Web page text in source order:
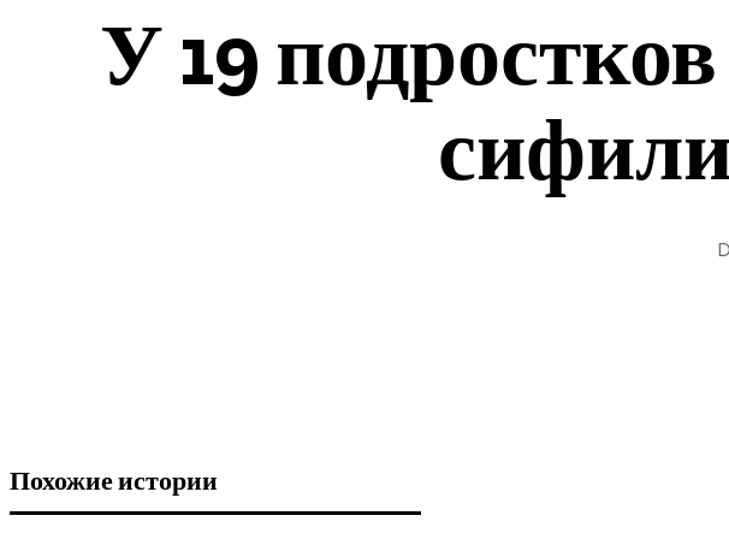
У 19
Похожие истории